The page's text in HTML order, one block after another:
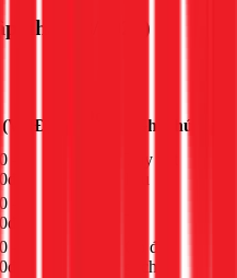
nhật 03/2026)
(VNĐ)
Ghi chú
-
Tùy vật
-
-
Có đục
gạch